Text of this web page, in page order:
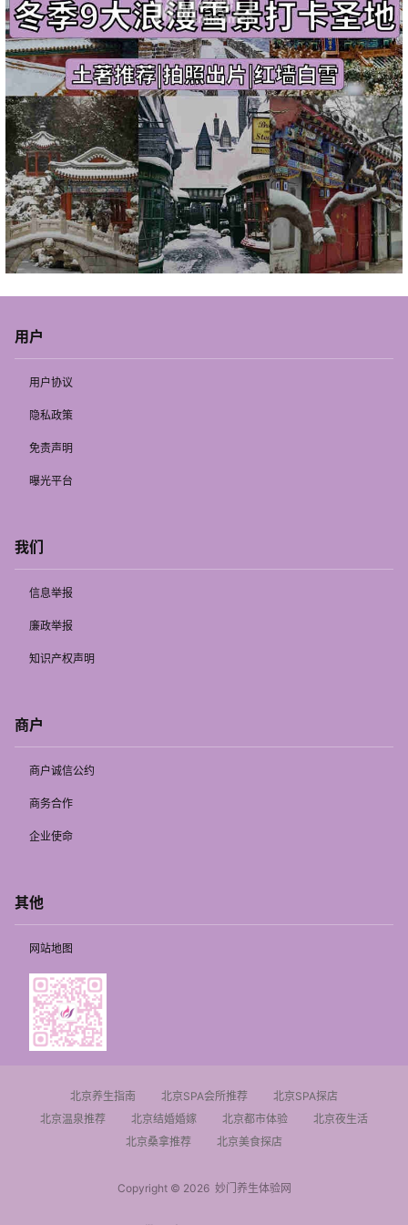
用户
用户协议
隐私政策
免责声明
曝光平台
我们
信息举报
廉政举报
知识产权声明
商户
商户诚信公约
商务合作
企业使命
其他
网站地图
北京养生指南 北京SPA会所推荐
北京SPA探店
北京温泉推荐
北京结婚婚嫁 北京都市体验
北京夜生活
北京桑拿推荐
北京美食探店
Copyright © 2026妙门养生体验网